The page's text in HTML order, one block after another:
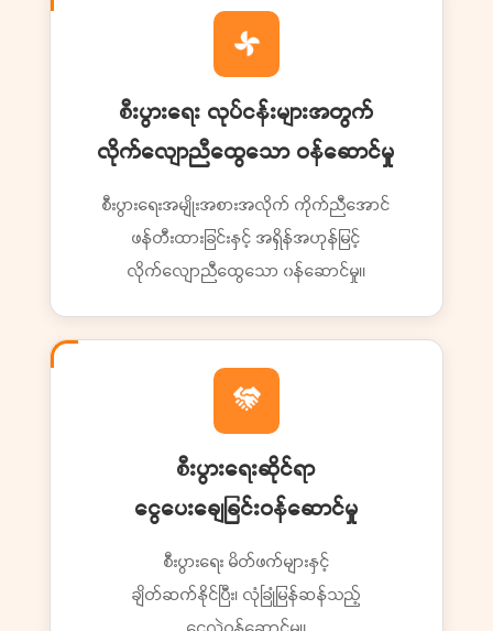
စီးပွားရေး လုပ်ငန်းများအတွက်
လိုက်လျောညီထွေသော ဝန်ဆောင်မှု
စီးပွားရေးအမျိုးအစားအလိုက် ကိုက်ညီအောင်
ဖန်တီးထားခြင်းနှင့် အရှိန်အဟုန်မြင့်
လိုက်လျောညီထွေသော ၀န်ဆောင်မှု။
စီးပွားရေးဆိုင်ရာ
ငွေပေးချေခြင်းဝန်ဆောင်မှု
စီးပွားရေး မိတ်ဖက်များနှင့်
ချိတ်ဆက်နိုင်ပြီး၊ လုံခြုံမြန်ဆန်သည့်